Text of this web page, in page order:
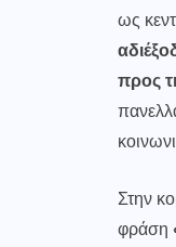
ως
προς
Στην
φράση